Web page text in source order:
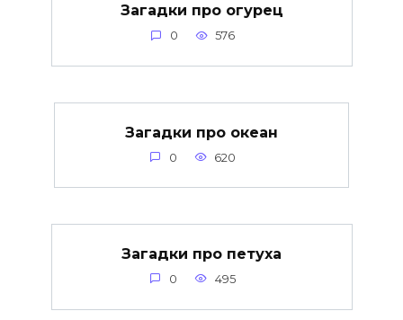
Загадки про огурец
0 576
Загадки про океан
0 620
Загадки про петуха
0 495